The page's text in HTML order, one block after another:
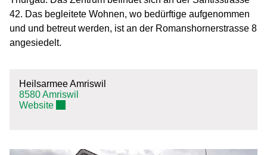
42. Das begleitete Wohnen, wo bedürftige aufgenommen
und und betreut werden, ist an der Romanshornerstrasse 8
angesiedelt.
Heilsarmee Amriswil
8580 Amriswil
WebsiteExterner Link wird in einem neuen Fenster